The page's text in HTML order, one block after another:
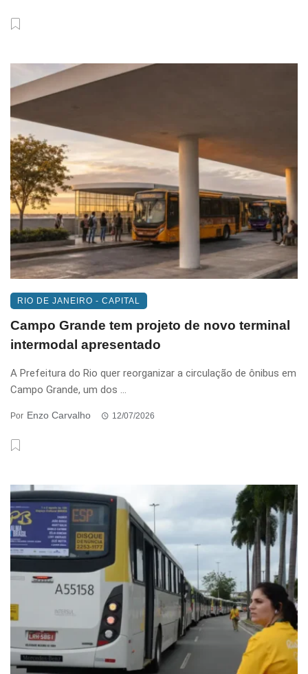
RIO DE JANEIRO - CAPITAL
Campo Grande tem projeto de novo terminal
intermodal apresentado
A Prefeitura do Rio quer reorganizar a circulação de ônibus em
Campo Grande, um dos ...
Por Enzo Carvalho 12/07/2026